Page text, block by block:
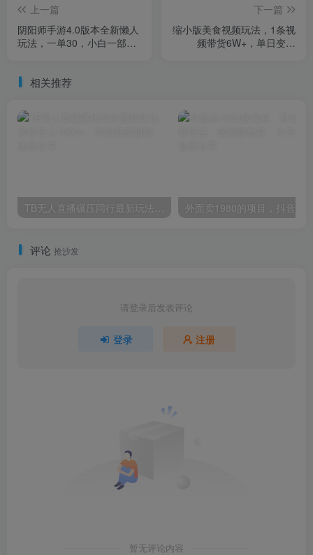
上一篇
阴阳师手游4.0版本全新懒人
玩法，一单30，小白一部手
下一篇
缩小版美食视频玩法，1条视
频带货6W+，单日变现
相关推荐
评论 抢沙发
请登录后发表评论
登录 注册
暂无评论内容